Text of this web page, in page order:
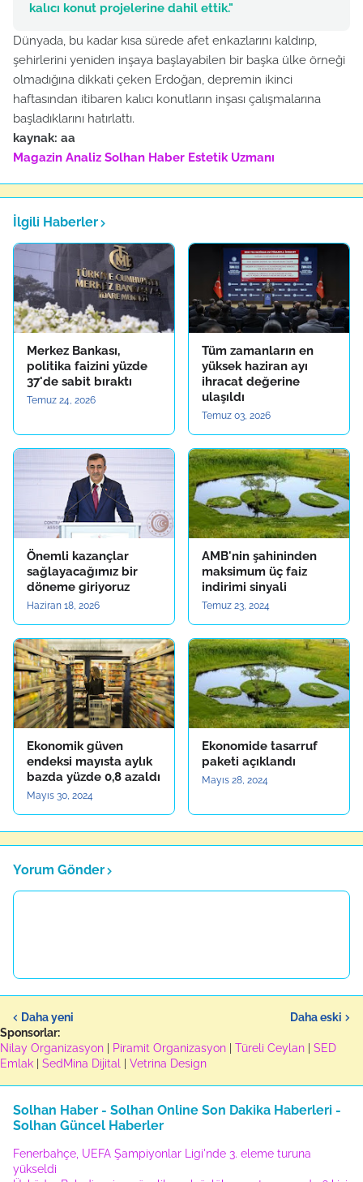
kalıcı konut projelerine dahil ettik."
Dünyada, bu kadar kısa sürede afet enkazlarını kaldırıp,
şehirlerini yeniden inşaya başlayabilen bir başka ülke örneği
olmadığına dikkati çeken Erdoğan, depremin ikinci
haftasından itibaren kalıcı konutların inşası çalışmalarına
başladıklarını hatırlattı.
kaynak: aa
Magazin Analiz Solhan Haber Estetik Uzmanı
İlgili Haberler
Merkez Bankası,
politika faizini yüzde
37'de sabit bıraktı
Temuz 24, 2026
Tüm zamanların en
yüksek haziran ayı
ihracat değerine
ulaşıldı
Temuz 03, 2026
Önemli kazançlar
sağlayacağımız bir
döneme giriyoruz
Haziran 18, 2026
AMB'nin şahininden
maksimum üç faiz
indirimi sinyali
Temuz 23, 2024
Ekonomik güven
endeksi mayısta aylık
bazda yüzde 0,8 azaldı
Mayıs 30, 2024
Ekonomide tasarruf
paketi açıklandı
Mayıs 28, 2024
Yorum Gönder
Daha yeni
Daha eski
Sponsorlar:
Nilay Organizasyon
Piramit Organizasyon Türeli Ceylan
SED
Emlak
SedMina Dijital Vetrina Design
Solhan Haber - Solhan Online Son Dakika Haberleri -
Solhan Güncel Haberler
Fenerbahçe, UEFA Şampiyonlar Ligi'nde 3. eleme turuna
yükseldi